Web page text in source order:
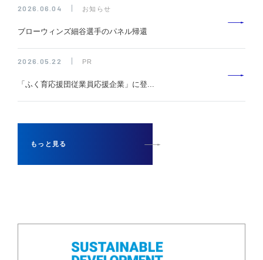
2026.06.04 お知らせ
ブローウィンズ細谷選手のパネル帰還
2026.05.22 PR
「ふく育応援団従業員応援企業」に登...
もっと見る